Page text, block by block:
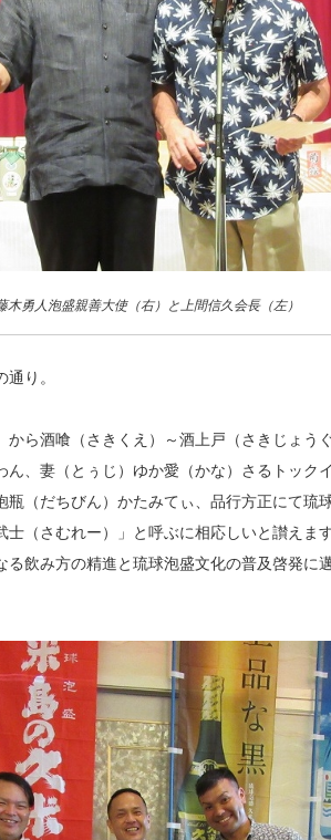
木勇人泡盛親善大使（右）と上間信久会長（左）
り。
から酒喰（さきくえ）～酒上戸（さきじょう
ん、妻（とぅじ）ゆか愛（かな）さるトック
瓶（だちびん）かたみてぃ、品行方正にて琉
士（さむれー）」と呼ぶに相応しいと讃えま
飲み方の精進と琉球泡盛文化の普及啓発に